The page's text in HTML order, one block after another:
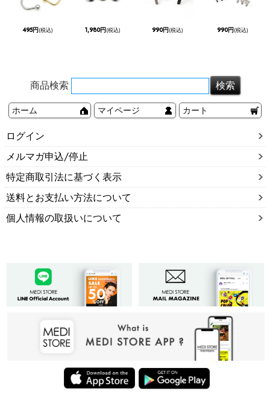
495円(税込) 1,980円(税込) 990円(税込) 990円(税込)
商品検索
ホーム マイページ カート
ログイン
メルマガ申込/停止
特定商取引法に基づく表示
送料とお支払い方法について
個人情報の取扱いについて